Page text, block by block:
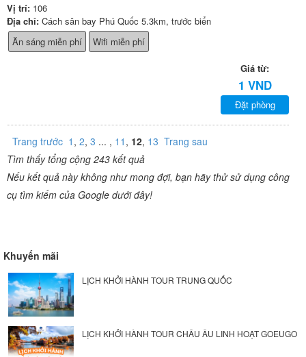
Vị trí: 106
Địa chỉ: Cách sân bay Phú Quốc 5.3km, trước biển
Ăn sáng miễn phí
Wifi miễn phí
Giá từ:
1 VND
Đặt phòng
Trang trước 1 , 2, 3 ... , 11 , 12, 13 Trang sau
Tìm thấy tổng cộng 243 kết quả
Nếu kết quả này không như mong đợi, bạn hãy thử sử dụng công
cụ tìm kiếm của Google dưới đây!
Khuyến mãi
LỊCH KHỞI HÀNH TOUR TRUNG QUỐC
LỊCH KHỞI HÀNH TOUR CHÂU ÂU LINH HOẠT GOEUGO